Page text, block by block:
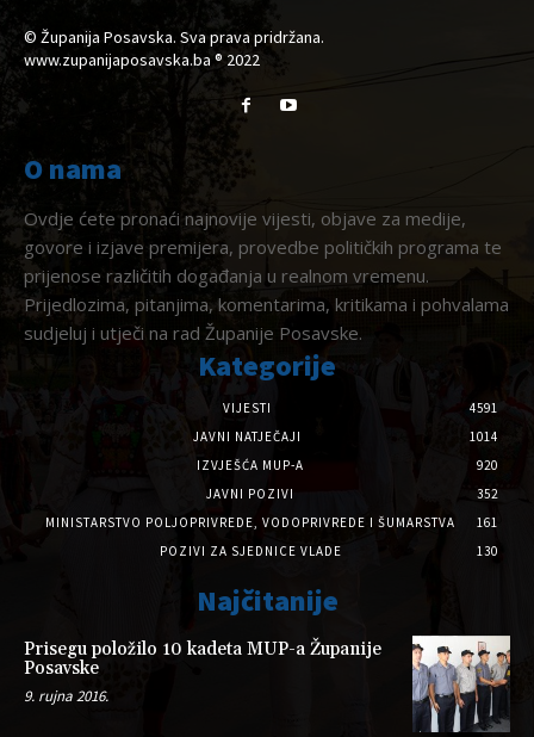
© Županija Posavska. Sva prava pridržana.
www.zupanijaposavska.ba ® 2022
O nama
Ovdje ćete pronaći najnovije vijesti, objave za medije,
govore i izjave premijera, provedbe političkih programa te
prijenose različitih događanja u realnom vremenu.
Prijedlozima, pitanjima, komentarima, kritikama i pohvalama
sudjeluj i utječi na rad Županije Posavske.
Kategorije
VIJESTI
4591
JAVNI NATJEČAJI
1014
IZVJEŠĆA MUP-A
920
JAVNI POZIVI
352
MINISTARSTVO POLJOPRIVREDE, VODOPRIVREDE I ŠUMARSTVA
161
POZIVI ZA SJEDNICE VLADE
130
Najčitanije
Prisegu položilo 10 kadeta MUP-a Županije
Posavske
9. rujna 2016.